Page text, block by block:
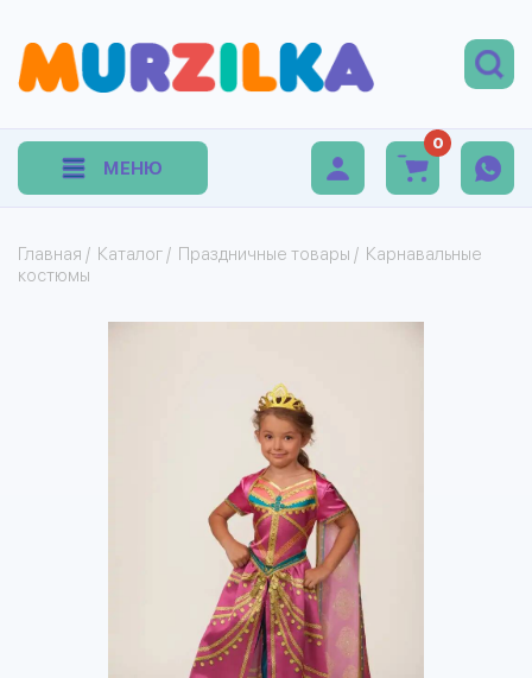
МЕНЮ
0
Главная / Каталог / Праздничные товары / Карнавальные
костюмы